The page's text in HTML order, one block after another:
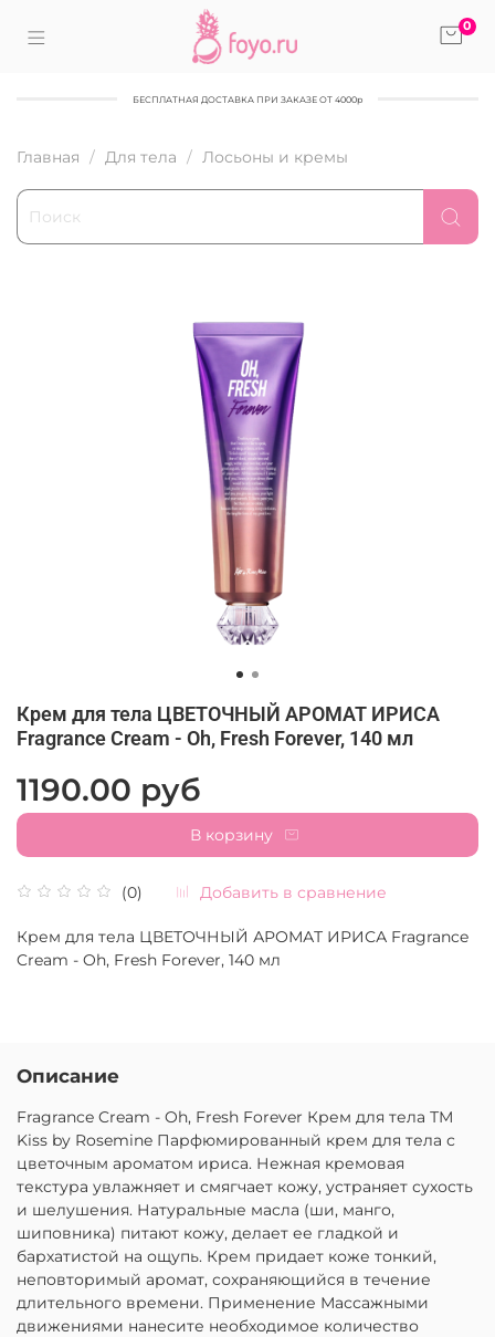
0
БЕСПЛАТНАЯ ДОСТАВКА ПРИ ЗАКАЗЕ ОТ 4000р
Главная Для тела Лосьоны и кремы
Крем для тела ЦВЕТОЧНЫЙ АРОМАТ ИРИСА
Fragrance Cream - Oh, Fresh Forever, 140 мл
(0) Добавить в сравнение
1190.00 руб
В корзину
Крем для тела ЦВЕТОЧНЫЙ АРОМАТ ИРИСА Fragrance
Cream - Oh, Fresh Forever, 140 мл
Описание
Fragrance Cream - Oh, Fresh Forever Крем для тела ТМ
Kiss by Rosemine Парфюмированный крем для тела с
цветочным ароматом ириса. Нежная кремовая
текстура увлажняет и смягчает кожу, устраняет сухость
и шелушения. Натуральные масла (ши, манго,
шиповника) питают кожу, делает ее гладкой и
бархатистой на ощупь. Крем придает коже тонкий,
неповторимый аромат, сохраняющийся в течение
длительного времени. Применение Массажными
движениями нанесите необходимое количество